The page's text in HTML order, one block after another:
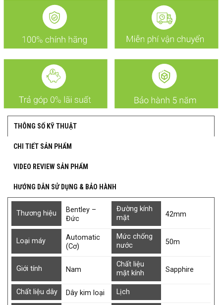
THÔNG SỐ KỸ THUẬT
CHI TIẾT SẢN PHẨM
VIDEO REVIEW SẢN PHẨM
HƯỚNG DẪN SỬ DỤNG & BẢO HÀNH
Thương hiệu
Bentley –
Đức
Đường kính
mặt
42mm
Loại máy
Automatic
(Cơ)
Mức chống
nước
50m
Giới tính Nam
Chất liệu
mặt kính
Sapphire
Chất liệu dây Dây kim loại Lịch